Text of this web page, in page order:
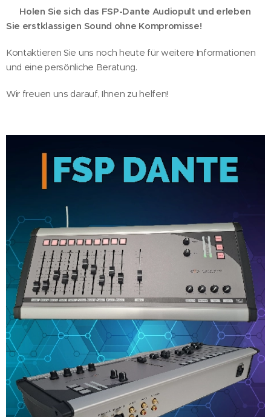
Holen Sie sich das FSP-Dante Audiopult und erleben
Sie erstklassigen Sound ohne Kompromisse!
Kontaktieren Sie uns noch heute für weitere Informationen
und eine persönliche Beratung.
Wir freuen uns darauf, Ihnen zu helfen!